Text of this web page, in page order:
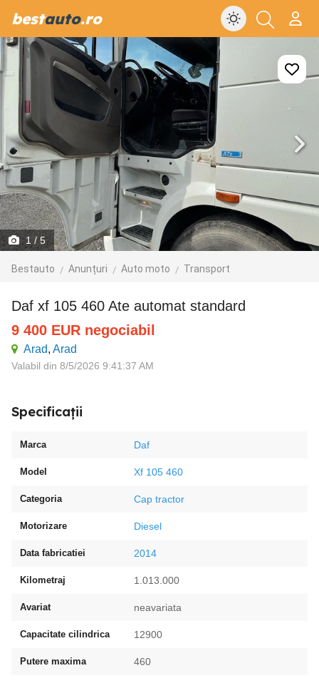
bestauto.ro
1/ 5
Bestauto Anunțuri Auto moto Transport
Daf xf 105 460 Ate automat standard
9 400 EUR negociabil
Arad, Arad
Valabil din 8/5/2026 9:41:37 AM
Specificații
Marca Daf
Model Xf 105 460
Categoria Cap tractor
Motorizare Diesel
Data fabricatiei 2014
Kilometraj 1.013.000
Avariat neavariata
Capacitate cilindrica 12900
Putere maxima 460